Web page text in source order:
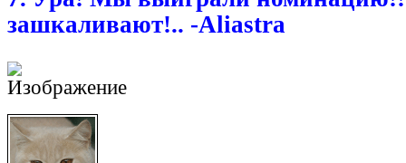
зашкаливают!.. -Aliastra